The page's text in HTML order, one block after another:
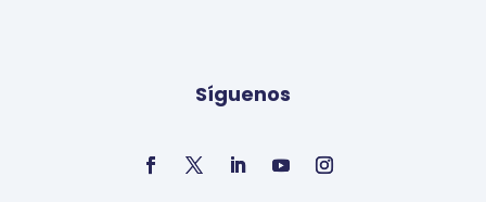
Síguenos